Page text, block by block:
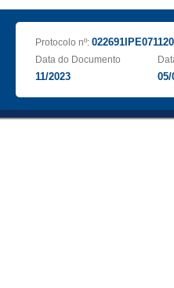
Protocolo nº:
Data do Documento
11/2023 05/